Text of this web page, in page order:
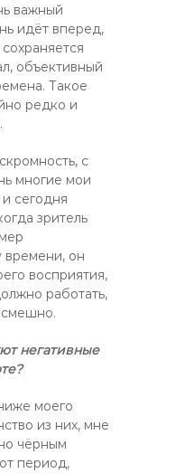
важный
идёт вперед,
объективный
Такое
редко и
с
многие мои
сегодня
зритель
времени, он
восприятия,
работать,
смешно.
негативные
моего
из них, мне
чёрным
период,